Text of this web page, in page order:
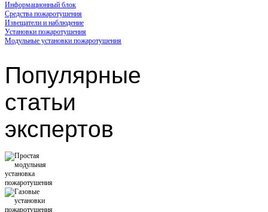
Информационный блок
Средства пожаротушения
Извещатели и наблюдение
Установки пожаротушения
Модульные установки пожаротушения
Популярные
статьи
экспертов